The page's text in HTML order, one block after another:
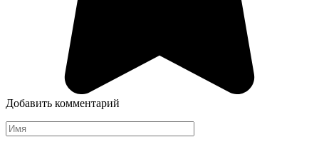
Добавить комментарий
Имя
*